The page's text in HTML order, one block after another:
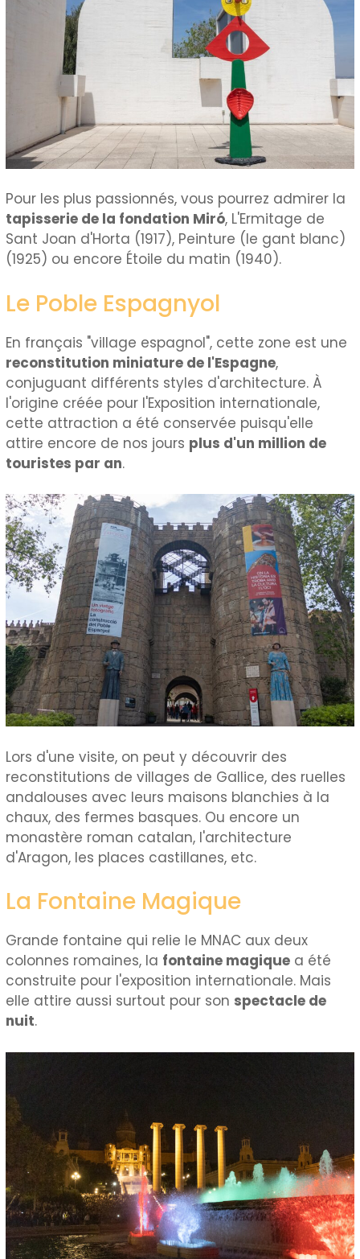
Pour les plus passionnés, vous pourrez admirer la
tapisserie de la fondation Miró, L'Ermitage de
Sant Joan d'Horta (1917), Peinture (le gant blanc)
(1925) ou encore Étoile du matin (1940).
Le Poble Espagnyol
En français "village espagnol", cette zone est une
reconstitution miniature de l'Espagne,
conjuguant différents styles d'architecture. À
l'origine créée pour l'Exposition internationale,
cette attraction a été conservée puisqu'elle
attire encore de nos jours plus d'un million de
touristes par an.
Lors d'une visite, on peut y découvrir des
reconstitutions de villages de Gallice, des ruelles
andalouses avec leurs maisons blanchies à la
chaux, des fermes basques. Ou encore un
monastère roman catalan, l'architecture
d'Aragon, les places castillanes, etc.
La Fontaine Magique
Grande fontaine qui relie le MNAC aux deux
colonnes romaines, la fontaine magique a été
construite pour l'exposition internationale. Mais
elle attire aussi surtout pour son spectacle de
nuit.